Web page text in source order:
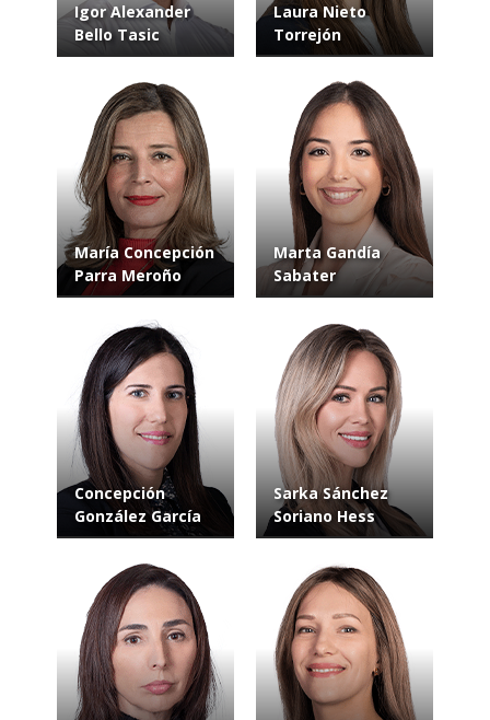
Igor Alexander
Bello Tasic
Laura Nieto
Torrejón
María Concepción
Parra Meroño
Marta Gandía
Sabater
Concepción
González García
Sarka Sánchez
Soriano Hess